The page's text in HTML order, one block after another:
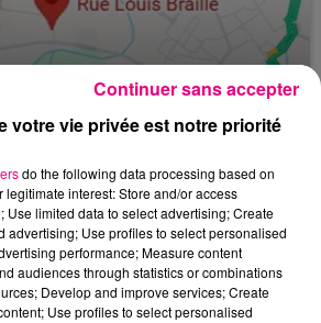
du-Touch : des
face à...
votre vie privée est notre priorité
do the following data processing based on
legitimate interest: Store and/or access
Use limited data to select advertising; Create
advertising; Use profiles to select personalised
performance; Measure content
audiences through statistics or combinations
Develop and improve services; Create
Use profiles to select personalised
Continuer sans accepter